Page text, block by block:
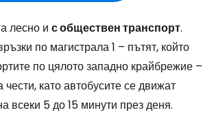
лесно и с обществен транспорт.
по магистрала 1 – пътят, който
по цялото западно крайбрежие –
като автобусите се движат
всеки 5 до 15 минути през деня.